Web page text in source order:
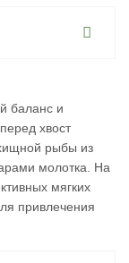
баланс и
хвост
рыбы из
молотка. На
мягких
привлечения